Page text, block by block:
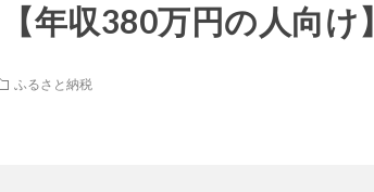
年収380万円の人向け】
ふるさと納税